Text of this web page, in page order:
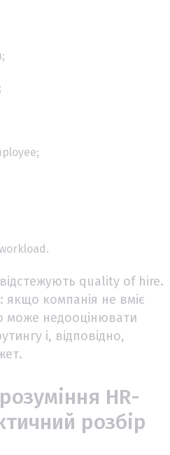
quality of hire.
якщо компанія не вміє
може недооцінювати
і, відповідно,
HR-
розбір